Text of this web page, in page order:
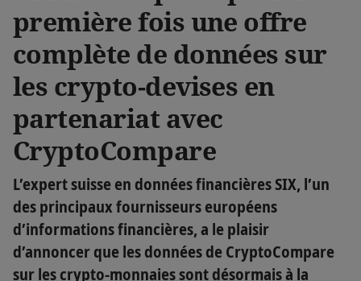
première fois une offre
complète de données sur
les crypto-devises en
partenariat avec
CryptoCompare
L’expert suisse en données financières SIX, l’un
des principaux fournisseurs européens
d’informations financières, a le plaisir
d’annoncer que les données de CryptoCompare
sur les crypto-monnaies sont désormais à la